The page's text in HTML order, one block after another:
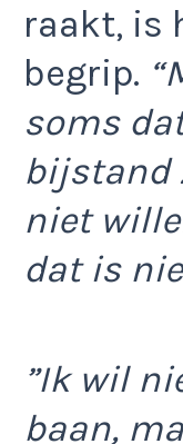
raakt, is
begrip.
soms
bijstand
niet
dat is
”Ik wil
baan,